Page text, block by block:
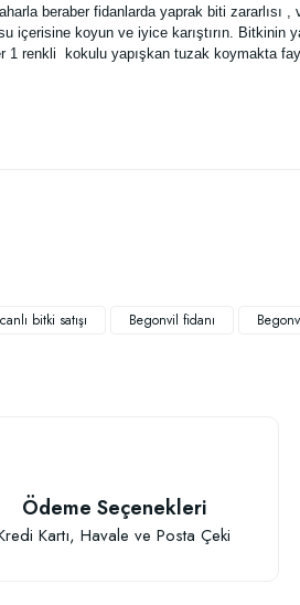
beraber fidanlarda yaprak biti
koyun ve iyice karıştırın. Bitkinin
1 renkli kokulu yapışkan tuzak koymakta
canlı bitki satışı Begonvil fidanı
Ödeme Seçenekleri
Kartı, Havale ve Posta Çeki